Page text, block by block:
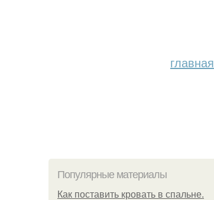
главная
Популярные материалы
Как поставить кровать в спальне.